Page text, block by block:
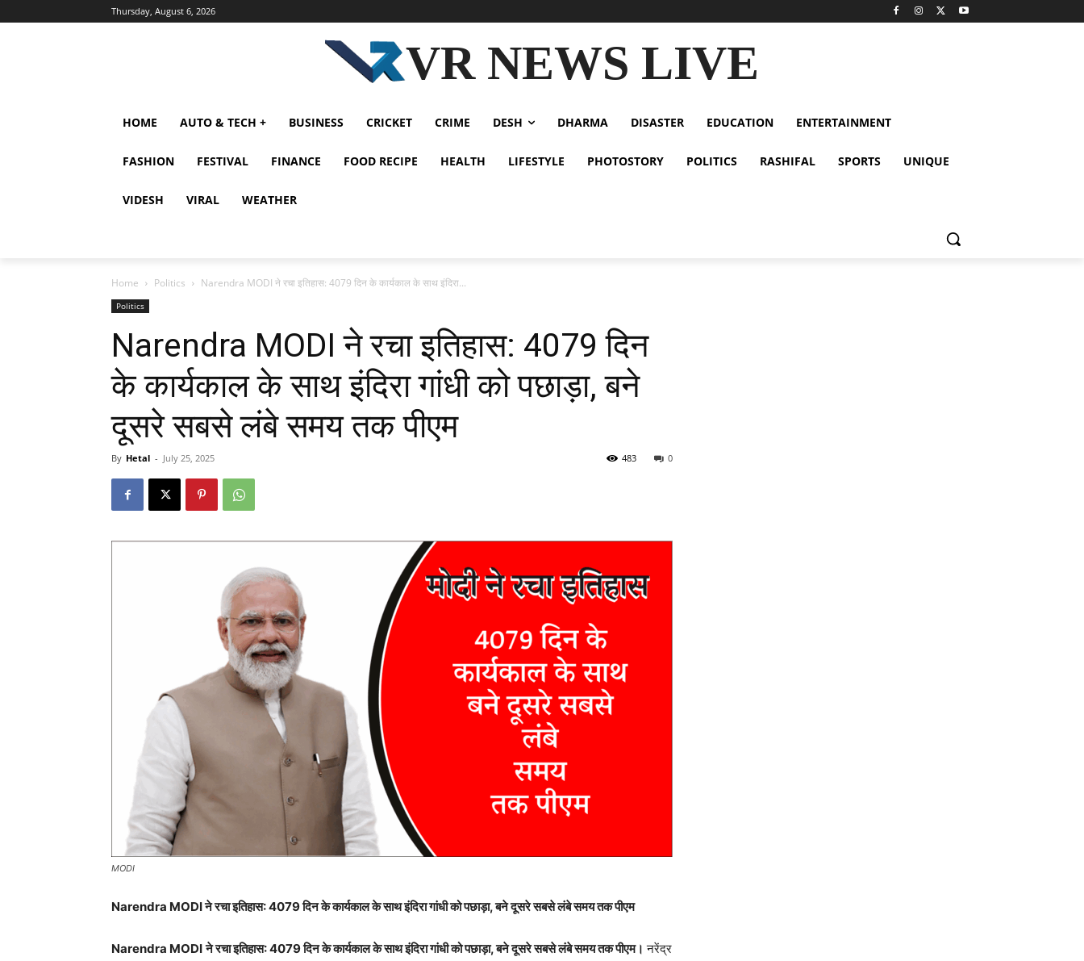
Thursday, August 6, 2026
VR NEWS LIVE
HOME AUTO & TECH + BUSINESS CRICKET CRIME DESH DHARMA DISASTER EDUCATION ENTERTAINMENT
FASHION FESTIVAL FINANCE FOOD RECIPE HEALTH LIFESTYLE PHOTOSTORY POLITICS RASHIFAL SPORTS UNIQUE
VIDESH VIRAL WEATHER
Home Politics Narendra MODI ने रचा इतिहास: 4079 दिन के कार्यकाल के साथ इंदिरा...
Politics
Narendra MODI ने रचा इतिहास: 4079 दिन
के कार्यकाल के साथ इंदिरा गांधी को पछाड़ा, बने
दूसरे सबसे लंबे समय तक पीएम
By Hetal - July 25, 2025 0
483
MODI
Narendra MODIने रचा इतिहास: 4079 दिन के कार्यकाल के साथ इंदिरा गांधी को पछाड़ा, बने दूसरे सबसे लंबे समय तक पीएम
Narendra MODI ने रचा इतिहास: 4079 दिन के कार्यकाल के साथ इंदिरा गांधी को पछाड़ा, बने दूसरे सबसे लंबे समय तक पीएम। नरेंद्र